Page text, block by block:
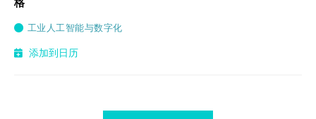
工业人工智能与数字化
添加到日历